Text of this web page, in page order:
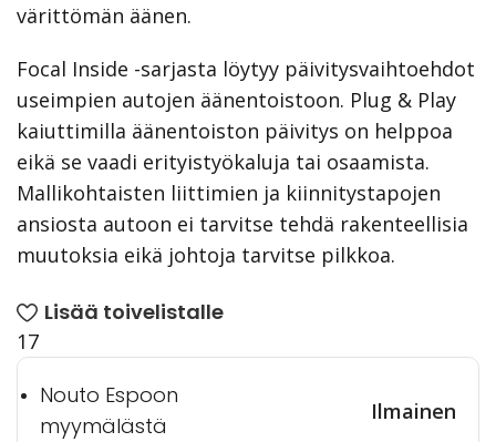
värittömän äänen.
Focal Inside -sarjasta löytyy päivitysvaihtoehdot
useimpien autojen äänentoistoon. Plug & Play
kaiuttimilla äänentoiston päivitys on helppoa
eikä se vaadi erityistyökaluja tai osaamista.
Mallikohtaisten liittimien ja kiinnitystapojen
ansiosta autoon ei tarvitse tehdä rakenteellisia
muutoksia eikä johtoja tarvitse pilkkoa.
Lisää toivelistalle
17
Nouto Espoon
myymälästä
Ilmainen